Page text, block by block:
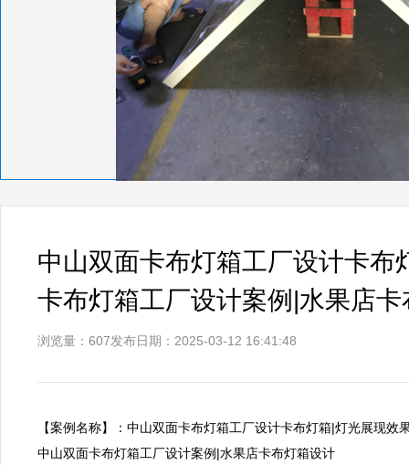
中山双面卡布灯箱工厂设计卡
卡布灯箱工厂设计案例|水果店
浏览量：607发布日期：2025-03-12 16:41:48
【案例名称】：中山双面卡布灯箱工厂设计卡布灯箱|灯光展现效
中山双面卡布灯箱工厂设计案例|水果店卡布灯箱设计